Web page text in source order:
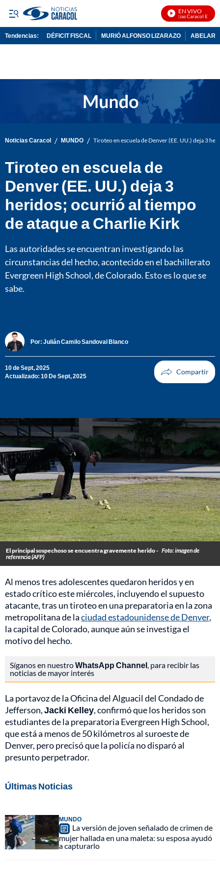
EN VIVO
Noticias Caracol En Vivo
Tendencias: DÉFICIT FISCAL MURIÓ ALFONSO LIZARAZO
Noticias Caracol / MUNDO / Tiroteo en escuela de Denver (EE. UU.) deja 3
Tiroteo en escuela de
Denver (EE. UU.) deja 3
heridos; ocurrió al tiempo
de ataque a Charlie Kirk
Las autoridades se encuentran investigando las
circunstancias del hecho, acontecido en el bachillerato
Evergreen High School, de Colorado. Esto es lo que se
sabe.
Por: Julián Camilo Sandoval Blanco
10 de Sept, 2025
Actualizado: 10 De Sept, 2025
El principal sospechoso se encuentra gravemente herido - Foto: imagen de
referencia (AFP)
Al menos tres adolescentes quedaron heridos y en
estado crítico este miércoles, incluyendo el supuesto
atacante, tras un tiroteo en una preparatoria en la zona
metropolitana de laciudad estadounidense de Denver,
la capital de Colorado, aunque aún se investiga el
motivo del hecho.
Síganos en nuestroWhatsApp Channel, para recibir las
noticias de mayor interés
La portavoz de la Oficina del Alguacil del Condado de
Jefferson,Jacki Kelley, confirmó que los heridos son
estudiantes de la preparatoria Evergreen High School,
que está a menos de 50 kilómetros al suroeste de
Denver, pero precisó que la policía no disparó al
presunto perpetrador.
Últimas Noticias
MUNDO
La versión de joven señalado de crimen de
mujer hallada en una maleta: su esposa ayudó
a capturarlo